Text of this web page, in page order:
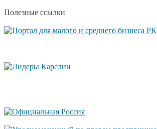
Полезные ссылки